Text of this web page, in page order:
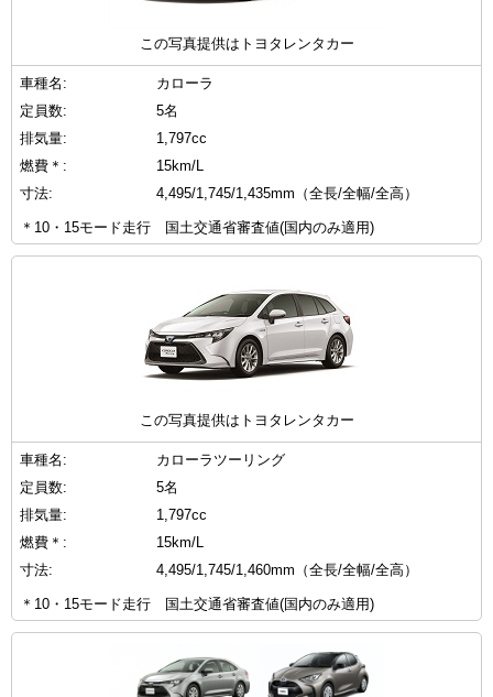
この写真提供はトヨタレンタカー
車種名:
カローラ
定員数:
5名
排気量:
1,797cc
燃費＊:
15km/L
寸法:
4,495/1,745/1,435mm（全長/全幅/全高）
＊10・15モード走行 国土交通省審査値(国内のみ適用)
この写真提供はトヨタレンタカー
車種名:
カローラツーリング
定員数:
5名
排気量:
1,797cc
燃費＊:
15km/L
寸法:
4,495/1,745/1,460mm（全長/全幅/全高）
＊10・15モード走行 国土交通省審査値(国内のみ適用)